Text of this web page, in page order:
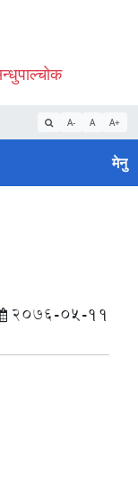
A- A A+
मेनु
2076-05-11